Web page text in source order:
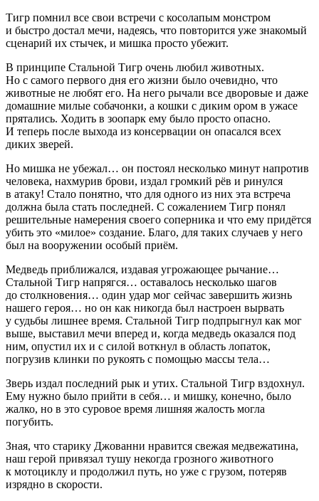
Тигр помнил все свои встречи с косолапым монстром
и быстро достал мечи, надеясь, что повторится уже знакомый
сценарий их стычек, и мишка просто убежит.
В принципе Стальной Тигр очень любил животных.
Но с самого первого дня его жизни было очевидно, что
животные не любят его. На него рычали все дворовые и даже
домашние милые собачонки, а кошки с диким ором в ужасе
прятались. Ходить в зоопарк ему было просто опасно.
И теперь после выхода из консервации он опасался всех
диких зверей.
Но мишка не убежал… он постоял несколько минут напротив
человека, нахмурив брови, издал громкий рёв и ринулся
в атаку! Стало понятно, что для одного из них эта встреча
должна была стать последней. С сожалением Тигр понял
решительные намерения своего соперника и что ему придётся
убить это «милое» создание. Благо, для таких случаев у него
был на вооружении особый приём.
Медведь приближался, издавая угрожающее рычание…
Стальной Тигр напрягся… оставалось несколько шагов
до столкновения… один удар мог сейчас завершить жизнь
нашего героя… но он как никогда был настроен вырвать
у судьбы лишнее время. Стальной Тигр подпрыгнул как мог
выше, выставил мечи вперед и, когда медведь оказался под
ним, опустил их и с силой воткнул в область лопаток,
погрузив клинки по рукоять с помощью массы тела…
Зверь издал последний рык и утих. Стальной Тигр вздохнул.
Ему нужно было прийти в себя… и мишку, конечно, было
жалко, но в это суровое время лишняя жалость могла
погубить.
Зная, что старику Джованни нравится свежая медвежатина,
наш герой привязал тушу некогда грозного животного
к мотоциклу и продолжил путь, но уже с грузом, потеряв
изрядно в скорости.